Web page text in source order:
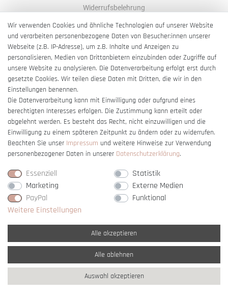
Widerrufsbelehrung
AGB
Impressum
Barrierefreiheitserklärung
Vertrag widerrufen
* Alle Preise verstehen sich inkl. gesetzl. MwSt. undzzgl. Versandkosten
** Nur innerhalb Deutschlands© copyright 2007-2026 Schmuck Krone / Alle
Rechte vorbehalten / powered bycreateyourtemplate
Wir verwenden Cookies und ähnliche Technologien auf unserer Website
und verarbeiten personenbezogene Daten von Besucher:innen unserer
Webseite (z.B. IP-Adresse), um z.B. Inhalte und Anzeigen zu
personalisieren, Medien von Drittanbietern einzubinden oder Zugriffe auf
unsere Website zu analysieren. Die Datenverarbeitung erfolgt erst durch
gesetzte Cookies. Wir teilen diese Daten mit Dritten, die wir in den
Einstellungen benennen.
Die Datenverarbeitung kann mit Einwilligung oder aufgrund eines
berechtigten Interesses erfolgen. Die Zustimmung kann erteilt oder
abgelehnt werden. Es besteht das Recht, nicht einzuwilligen und die
Einwilligung zu einem späteren Zeitpunkt zu ändern oder zu widerrufen.
Beachten Sie unser Impressum und weitere Hinweise zur Verwendung
personenbezogener Daten in unserer Daten­schutz­erklärung.
Essenziell
Statistik
Marketing
Externe Medien
PayPal
Funktional
Weitere Einstellungen
Alle akzeptieren
Alle ablehnen
Auswahl akzeptieren